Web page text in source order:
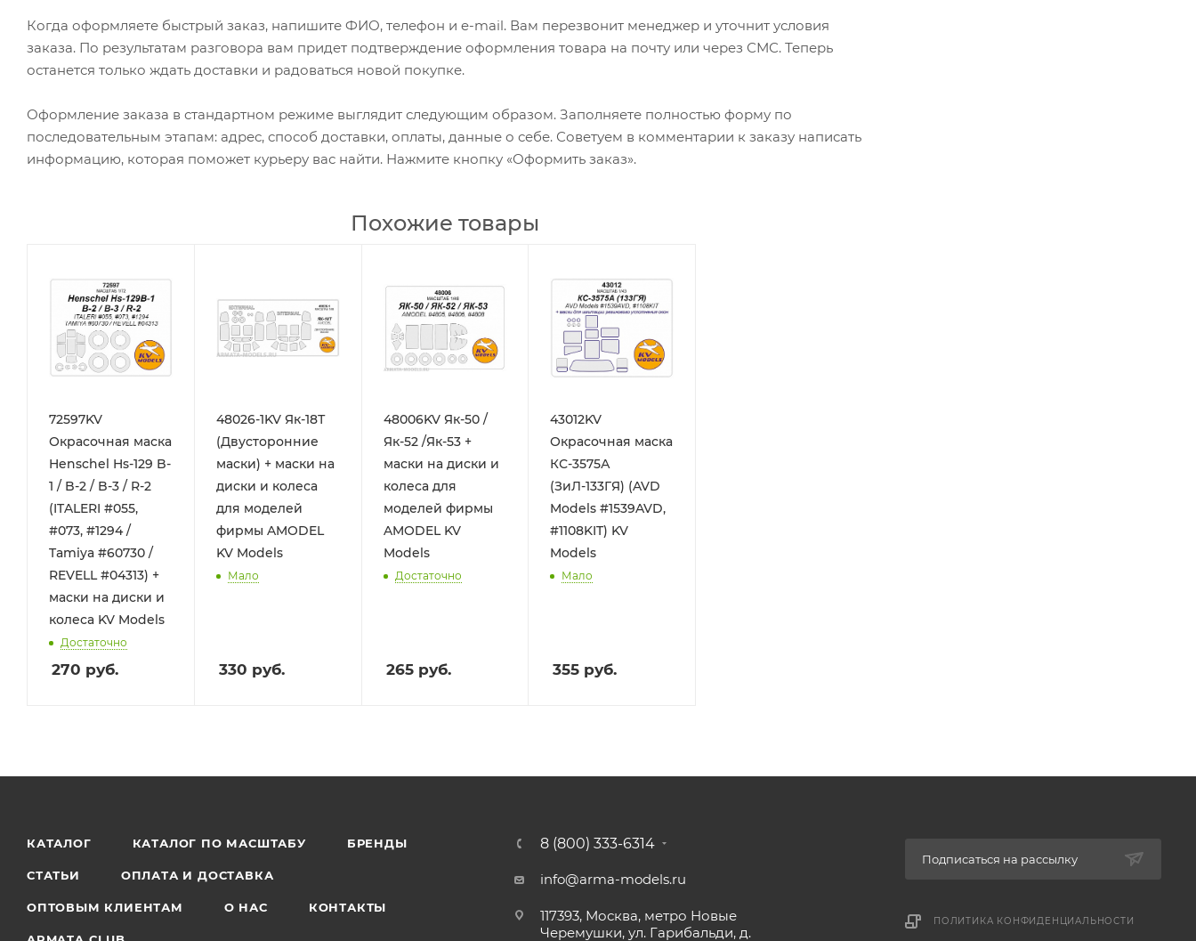
Когда оформляете быстрый заказ, напишите ФИО, телефон и e-mail. Вам перезвонит менеджер и уточнит условия
заказа. По результатам разговора вам придет подтверждение оформления товара на почту или через СМС. Теперь
останется только ждать доставки и радоваться новой покупке.
Оформление заказа в стандартном режиме выглядит следующим образом. Заполняете полностью форму по
последовательным этапам: адрес, способ доставки, оплаты, данные о себе. Советуем в комментарии к заказу написать
информацию, которая поможет курьеру вас найти. Нажмите кнопку «Оформить заказ».
Похожие товары
72597KV
Окрасочная маска
Henschel Hs-129 B-
1 / B-2 / B-3 / R-2
(ITALERI #055,
#073, #1294 /
Tamiya #60730 /
REVELL #04313) +
маски на диски и
колеса KV Models
Достаточно
270 руб.
48026-1KV Як-18Т
(Двусторонние
маски) + маски на
диски и колеса
для моделей
фирмы AMODEL
KV Models
Мало
330 руб.
48006KV Як-50 /
Як-52 /Як-53 +
маски на диски и
колеса для
моделей фирмы
AMODEL KV
Models
Достаточно
265руб.
43012KV
Окрасочная маска
КС-3575А
(ЗиЛ-133ГЯ) (AVD
Models #1539AVD,
#1108KIT) KV
Models
Мало
355 руб.
КАТАЛОГ КАТАЛОГ ПО МАСШТАБУ БРЕНДЫ
СТАТЬИ ОПЛАТА И ДОСТАВКА
ОПТОВЫМ КЛИЕНТАМ О НАС КОНТАКТЫ
8 (800) 333-6314
info@arma-models.ru
117393, Москва, метро Новые
Черемушки, ул. Гарибальди, д.
Подписаться на рассылку
ПОЛИТИКА КОНФИДЕНЦИАЛЬНОСТИ